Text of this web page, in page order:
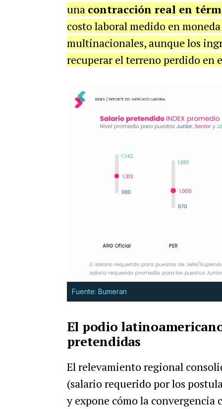
una contracción real en
costo laboral medido en
multinacionales, aunque los
recuperar el terreno perdido en
Fuente: Bumeran
El podio
pretendidas
El relevamiento regional
(salario requerido por los
y expone cómo la convergencia